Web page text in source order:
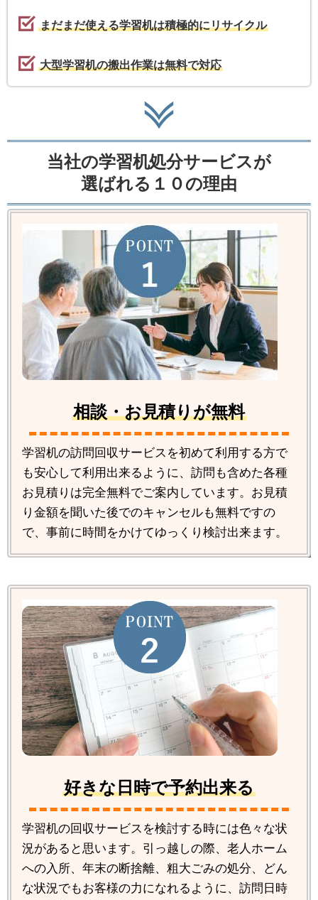
まだまだ使える学習机は積極的にリサイクル
大型学習机の搬出作業は無料で対応
当社の学習机処分サービスが
選ばれる１０の理由
相談・お見積りが無料
学習机の訪問回収サービスを初めて利用する方で
も安心して利用出来るように、訪問も含めた各種
お見積りは完全無料でご案内しています。お見積
り金額を聞いた後でのキャンセルも無料ですの
で、事前に時間をかけてゆっくり検討出来ます。
好きな日時で予約出来る
学習机の回収サービスを検討する時には色々な状
況があると思います。引っ越しの際、老人ホーム
への入所、年末の断捨離、粗大ごみの処分、どん
な状況でもお客様の力になれるように、訪問日時